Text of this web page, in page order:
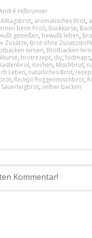
Hilbrunner
Alltagsbrot, aromatisches Brot,
beim Profi, Backkurse,
genießen, bewußt leben,
Zusätze, Brot ohne
lernen, Brotbacken
, brotrezept, diy, fodmaps,
, Kochen, Mischbrot,
Leben, natürliches Brot,
, Rezept Roggenmischbrot,
Sauerteigbrot, selber backen